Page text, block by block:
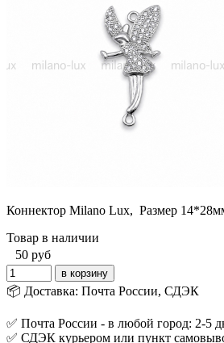
Коннектор Milano Lux, Размер
Товар в наличии
50 руб
📦 Доставка: Почта России, СДЭК
✅ Почта России - в любой город: 2-5
✅ СДЭК курьером или пункт